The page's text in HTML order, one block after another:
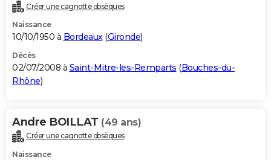
Créer une cagnotte obsèques
Naissance
10/10/1950 à Bordeaux(Gironde)
Décès
02/07/2008 à Saint-Mitre-les-Remparts (Bouches-du-
Rhône)
Andre BOILLAT (49 ans)
Créer une cagnotte obsèques
Naissance